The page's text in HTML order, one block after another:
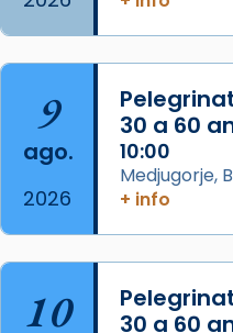
L’arquebisbe de
Josep Omella, ha
concelebrat el
Mons. David
📸 Dr. G. Simón
Foto
9
ago.
2026
30 a 60
10:00
Medjugorje,
+ info
10
30 a 60